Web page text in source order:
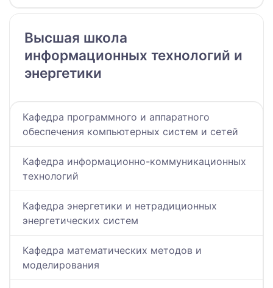
Высшая школа
информационных технологий и
энергетики
Кафедра программного и аппаратного
обеспечения компьютерных систем и сетей
Кафедра информационно-коммуникационных
технологий
Кафедра энергетики и нетрадиционных
энергетических систем
Кафедра математических методов и
моделирования